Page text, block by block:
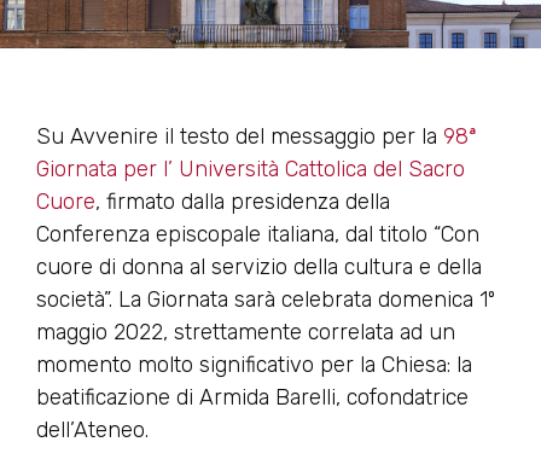
Su Avvenire il testo del messaggio per la 98ª
Giornata per l’ Università Cattolica del Sacro
Cuore, firmato dalla presidenza della
Conferenza episcopale italiana, dal titolo “Con
cuore di donna al servizio della cultura e della
società”. La Giornata sarà celebrata domenica 1º
maggio 2022, strettamente correlata ad un
momento molto significativo per la Chiesa: la
beatificazione di Armida Barelli, cofondatrice
dell’Ateneo.